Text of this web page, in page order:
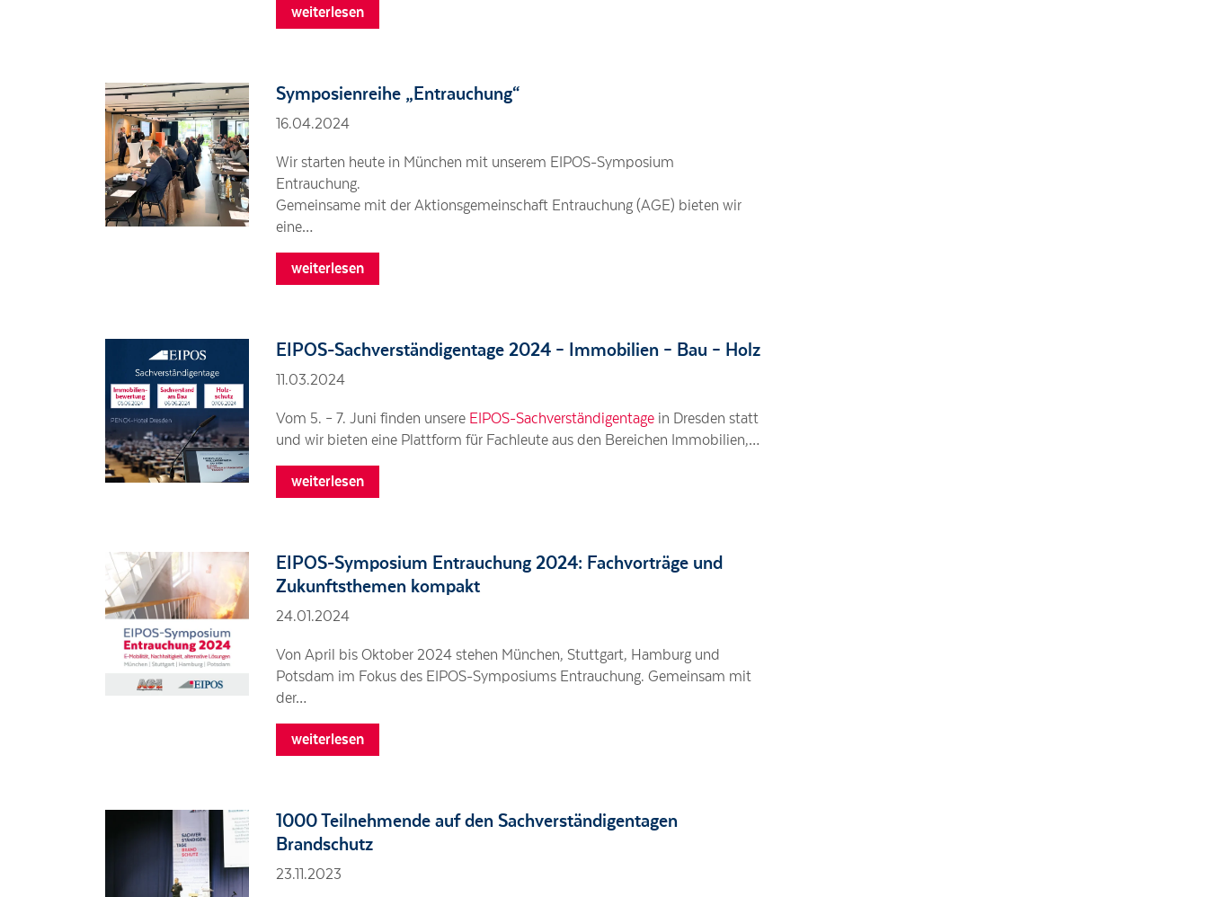
weiterlesen
Symposienreihe „Entrauchung“
16.04.2024
Wir starten heute in München mit unserem EIPOS-Symposium
Entrauchung.
Gemeinsame mit der Aktionsgemeinschaft Entrauchung (AGE) bieten wir
eine…
weiterlesen
EIPOS-Sachverständigentage 2024 – Immobilien – Bau – Holz
11.03.2024
Vom 5. – 7. Juni finden unsere EIPOS-Sachverständigentage in Dresden statt
und wir bieten eine Plattform für Fachleute aus den Bereichen Immobilien,…
weiterlesen
EIPOS-Symposium Entrauchung 2024: Fachvorträge und
Zukunftsthemen kompakt
24.01.2024
Von April bis Oktober 2024 stehen München, Stuttgart, Hamburg und
Potsdam im Fokus des EIPOS-Symposiums Entrauchung. Gemeinsam mit
der…
weiterlesen
1000 Teilnehmende auf den Sachverständigentagen
Brandschutz
23.11.2023
Wir verwenden Cookies, um Funktionen unserer Webseiten zur Verfügung zu stellen, Anzeigen zu personalisieren, evtl. Funktionen für soziale Medien anbieten zu können und Zugriffsstatistiken zu erstellen. Durch verschiedene
Techniken können Daten zur Verwendung unserer Seite durch Sie an unsere Partner für soziale Medien und Werbung weitergegeben werden. Genauere Angaben dazu finden Sie in unserer Datenschutzerklärung.
Notwendige Cookies
Datenschutzerklärung